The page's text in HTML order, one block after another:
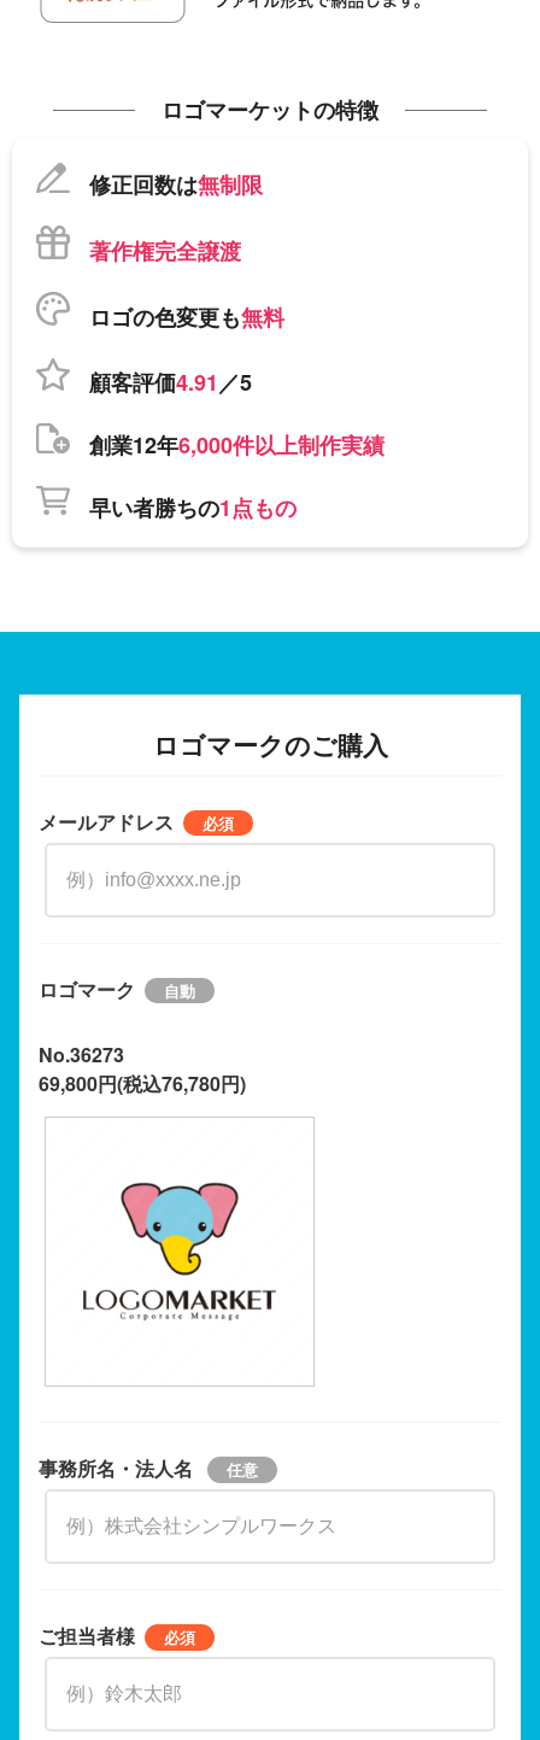
ロゴマーケットの特徴
修正回数は無制限
著作権完全譲渡
ロゴの色変更も無料
顧客評価4.91／5
創業12年6,000件以上制作実績
早い者勝ちの1点もの
ロゴマークのご購入
メールアドレス
ロゴマーク
No.36273
69,800円(税込76,780円)
事務所名・法人名
ご担当者様